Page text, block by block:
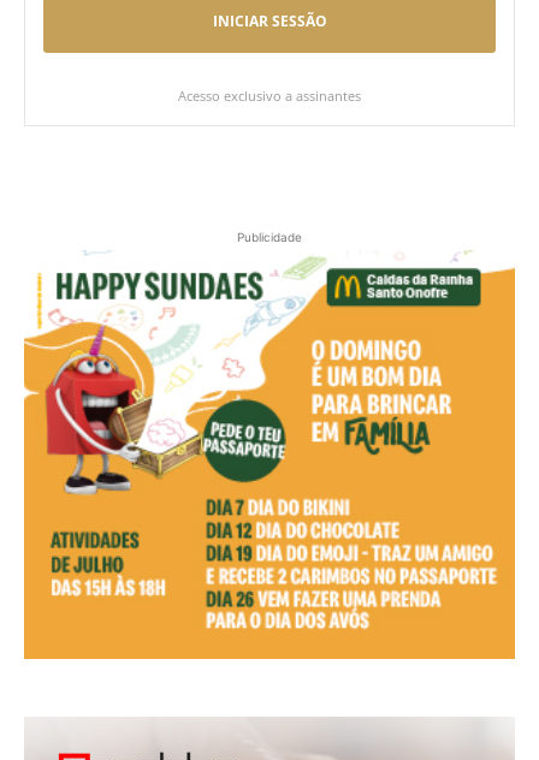
INICIAR SESSÃO
Acesso exclusivo a assinantes
Publicidade